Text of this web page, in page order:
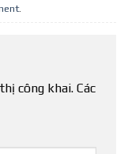
.
công khai. Các